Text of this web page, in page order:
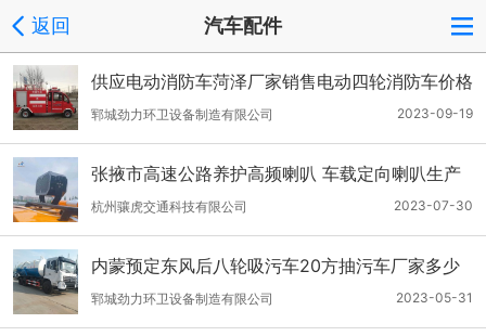
返回 汽车配件
供应电动消防车菏泽厂家销售电动四轮消防车价格
表
2023-09-19
郓城劲力环卫设备制造有限公司
张掖市高速公路养护高频喇叭 车载定向喇叭生产
厂家
2023-07-30
杭州骧虎交通科技有限公司
内蒙预定东风后八轮吸污车20方抽污车厂家多少
钱优惠价格
2023-05-31
郓城劲力环卫设备制造有限公司